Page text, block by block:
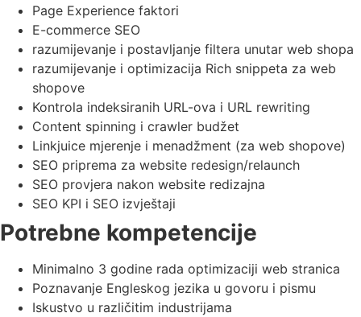
Page Experience faktori
E-commerce SEO
razumijevanje i postavljanje filtera unutar web shopa
razumijevanje i optimizacija Rich snippeta za web
shopove
Kontrola indeksiranih URL-ova i URL rewriting
Content spinning i crawler budžet
Linkjuice mjerenje i menadžment (za web shopove)
SEO priprema za website redesign/relaunch
SEO provjera nakon website redizajna
SEO KPI i SEO izvještaji
Potrebne kompetencije
Minimalno 3 godine rada optimizaciji web stranica
Poznavanje Engleskog jezika u govoru i pismu
Iskustvo u različitim industrijama